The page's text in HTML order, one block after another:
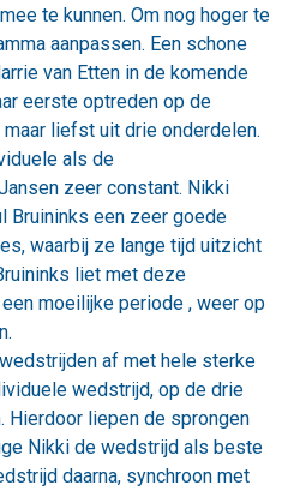
te kunnen. Om nog hoger te
aanpassen. Een schone
van Etten in de komende
eerste optreden op de
liefst uit drie onderdelen.
als de
zeer constant. Nikki
Bruininks een zeer goede
waarbij ze lange tijd uitzicht
liet met deze
moeilijke periode , weer op
af met hele sterke
wedstrijd, op de drie
Hierdoor liepen de sprongen
Nikki de wedstrijd als beste
daarna, synchroon met